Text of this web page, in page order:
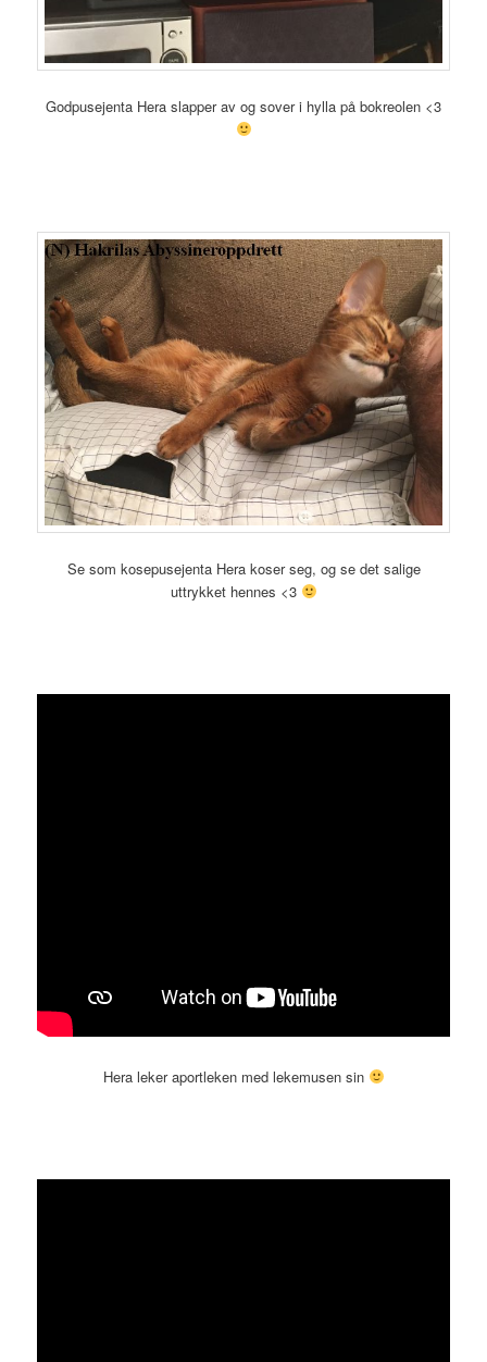
Godpusejenta Hera slapper av og sover i hylla på bokreolen <3
Se som kosepusejenta Hera koser seg, og se det salige
uttrykket hennes <3
Hera leker aportleken med lekemusen sin